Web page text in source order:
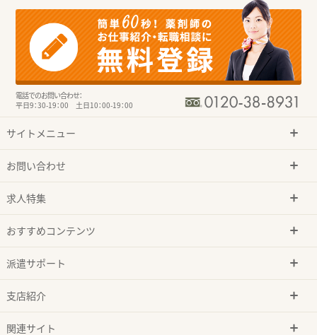
電話でのお問い合わせ：
平日9：30-19：00 土日10：00-19：00
サイトメニュー
お問い合わせ
求人特集
おすすめコンテンツ
派遣サポート
支店紹介
関連サイト